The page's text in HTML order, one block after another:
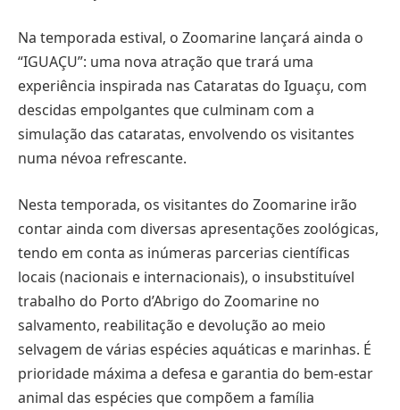
Na temporada estival, o Zoomarine lançará ainda o
“IGUAÇU”: uma nova atração que trará uma
experiência inspirada nas Cataratas do Iguaçu, com
descidas empolgantes que culminam com a
simulação das cataratas, envolvendo os visitantes
numa névoa refrescante.
Nesta temporada, os visitantes do Zoomarine irão
contar ainda com diversas apresentações zoológicas,
tendo em conta as inúmeras parcerias científicas
locais (nacionais e internacionais), o insubstituível
trabalho do Porto d’Abrigo do Zoomarine no
salvamento, reabilitação e devolução ao meio
selvagem de várias espécies aquáticas e marinhas. É
prioridade máxima a defesa e garantia do bem-estar
animal das espécies que compõem a família